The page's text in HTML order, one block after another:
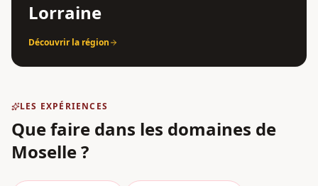
Lorraine
Découvrir la région
LES EXPÉRIENCES
Que faire dans les domaines de
Moselle?